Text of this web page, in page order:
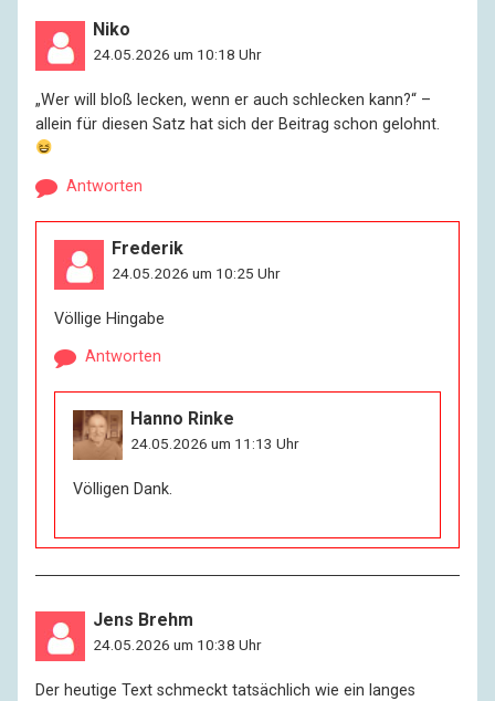
Niko
24.05.2026 um 10:18 Uhr
„Wer will bloß lecken, wenn er auch schlecken kann?“ –
allein für diesen Satz hat sich der Beitrag schon gelohnt.
Antworten
Frederik
24.05.2026 um 10:25 Uhr
Völlige Hingabe
Antworten
Hanno Rinke
24.05.2026 um 11:13 Uhr
Völligen Dank.
Jens Brehm
24.05.2026 um 10:38 Uhr
Der heutige Text schmeckt tatsächlich wie ein langes